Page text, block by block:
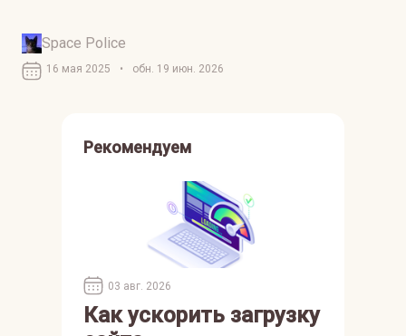
Space Police
16 мая 2025 • обн. 19 июн. 2026
Рекомендуем
03 авг. 2026
Как ускорить загрузку